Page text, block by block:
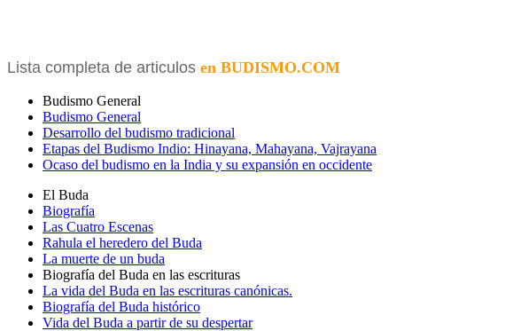
Lista completa de articulos en BUDISMO.COM
Budismo General
Budismo General
Desarrollo del budismo tradicional
Etapas del Budismo Indio: Hinayana, Mahayana, Vajrayana
Ocaso del budismo en la India y su expansión en occidente
El Buda
Biografía
Las Cuatro Escenas
Rahula el heredero del Buda
La muerte de un buda
Biografía del Buda en las escrituras
La vida del Buda en las escrituras canónicas.
Biografía del Buda histórico
Vida del Buda a partir de su despertar